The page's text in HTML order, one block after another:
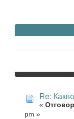
Re:
«
pm »